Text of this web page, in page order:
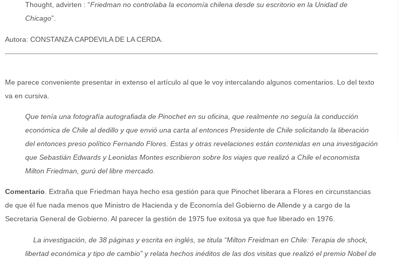
Thought, advirten : “Friedman no controlaba la economía chilena desde su escritorio en la Unidad de
Chicago”.
Autora: CONSTANZA CAPDEVILA DE LA CERDA.
Me parece conveniente presentar in extenso el artículo al que le voy intercalando algunos comentarios. Lo del texto
va en cursiva.
Que tenía una fotografía autografiada de Pinochet en su oficina, que realmente no seguía la conducción
económica de Chile al dedillo y que envió una carta al entonces Presidente de Chile solicitando la liberación
del entonces preso político Fernando Flores. Estas y otras revelaciones están contenidas en una investigación
que Sebastián Edwards y Leonidas Montes escribieron sobre los viajes que realizó a Chile el economista
Milton Friedman, gurú del libre mercado.
Comentario. Extraña que Friedman haya hecho esa gestión para que Pinochet liberara a Flores en circunstancias
de que él fue nada menos que Ministro de Hacienda y de Economía del Gobierno de Allende y a cargo de la
Secretaria General de Gobierno. Al parecer la gestión de 1975 fue exitosa ya que fue liberado en 1976.
La investigación, de 38 páginas y escrita en inglés, se titula “Milton Freidman en Chile: Terapia de shock,
libertad económica y tipo de cambio” y relata hechos inéditos de las dos visitas que realizó el premio Nobel de